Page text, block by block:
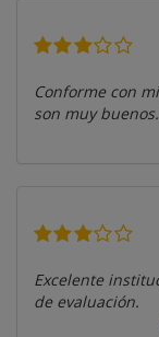
Conforme con
son muy buenos.
Excelente
de evaluación.